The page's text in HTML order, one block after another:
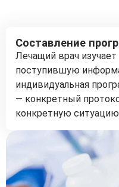
Составление
Лечащий врач
поступившую
индивидуальная
— конкретный
конкретную ситуацию